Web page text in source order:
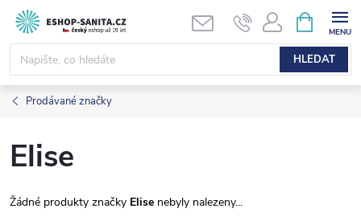
Přejít
obsah
HLEDAT
NÁKUPNÍ
KOŠÍK
Prodávané značky
Elise
Žádné produkty značky Elise nebyly nalezeny...